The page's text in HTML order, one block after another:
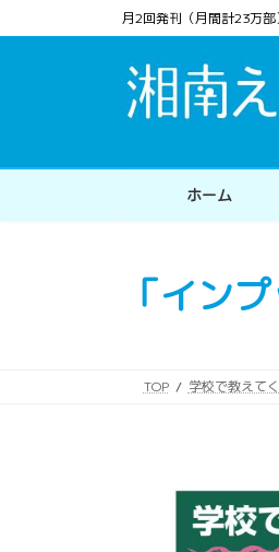
ン
ス
ビ
ン
月2回発刊（月間計23万
ホーム
「イン
TOP 学校で教えて